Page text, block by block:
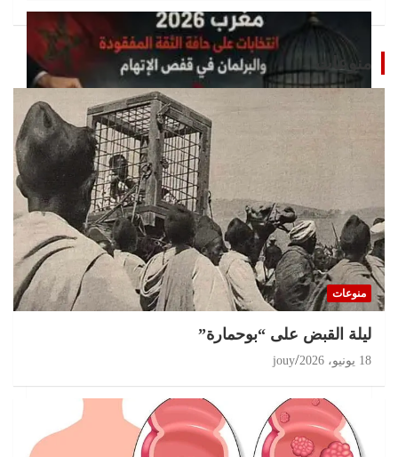
تحقيقات
مغرب 2026 انتخابات على حافة الثقة المفقودة و
البرلمان في قفص الإتهام
jouy
منوعات
منوعات
ليلة القبض على “بوحمارة”
18 يونيو، 2026 jouy